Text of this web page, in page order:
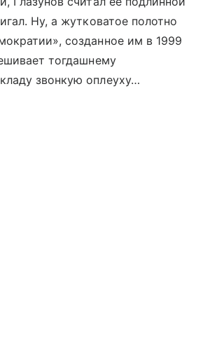
Ну, а жутковатое полотно
созданное им в 1999
тогдашнему
звонкую оплеуху…